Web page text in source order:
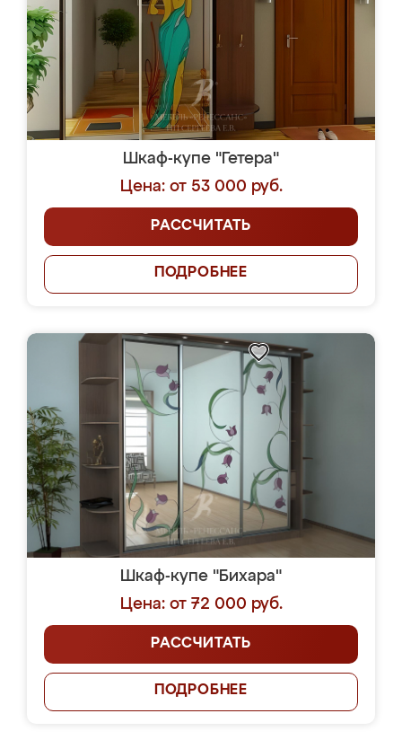
Шкаф-купе "Гетера"
Цена: от 53 000 руб.
РАССЧИТАТЬ
ПОДРОБНЕЕ
Шкаф-купе "Бихара"
Цена: от 72 000 руб.
РАССЧИТАТЬ
ПОДРОБНЕЕ